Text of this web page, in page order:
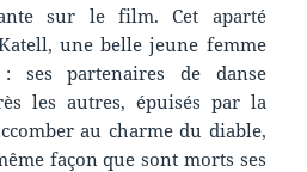
sur le film. Cet aparté
une belle jeune femme
ses partenaires de danse
les autres, épuisés par la
au charme du diable,
façon que sont morts ses